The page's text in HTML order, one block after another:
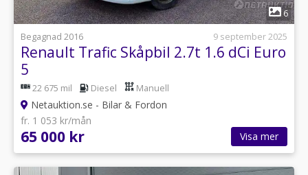
1
6
Begagnad 2016
9 september 2025
Renault Trafic Skåpbil 2.7t 1.6 dCi Euro
5
22 675 mil Diesel Manuell
Netauktion.se - Bilar & Fordon
fr. 1 053 kr/mån
65 000 kr Visa mer